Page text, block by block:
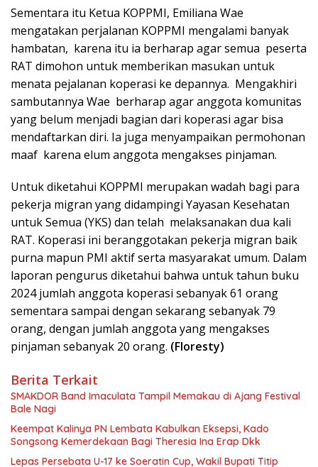
Sementara itu Ketua KOPPMI, Emiliana Wae
mengatakan perjalanan KOPPMI mengalami banyak
hambatan, karena itu ia berharap agar semua peserta
RAT dimohon untuk memberikan masukan untuk
menata pejalanan koperasi ke depannya. Mengakhiri
sambutannya Wae berharap agar anggota komunitas
yang belum menjadi bagian dari koperasi agar bisa
mendaftarkan diri. Ia juga menyampaikan permohonan
maaf karena elum anggota mengakses pinjaman.
Untuk diketahui KOPPMI merupakan wadah bagi para
pekerja migran yang didampingi Yayasan Kesehatan
untuk Semua (YKS) dan telah melaksanakan dua kali
RAT. Koperasi ini beranggotakan pekerja migran baik
purna mapun PMI aktif serta masyarakat umum. Dalam
laporan pengurus diketahui bahwa untuk tahun buku
2024 jumlah anggota koperasi sebanyak 61 orang
sementara sampai dengan sekarang sebanyak 79
orang, dengan jumlah anggota yang mengakses
pinjaman sebanyak 20 orang. (Floresty)
Berita Terkait
SMAKDOR Band Imaculata Tampil Memakau di Ajang Festival
Bale Nagi
Keempat Kalinya PN Lembata Kabulkan Eksepsi, Kado
Songsong Kemerdekaan Bagi Theresia Ina Erap Dkk
Lepas Persebata U-17 ke Soeratin Cup, Wakil Bupati Titip